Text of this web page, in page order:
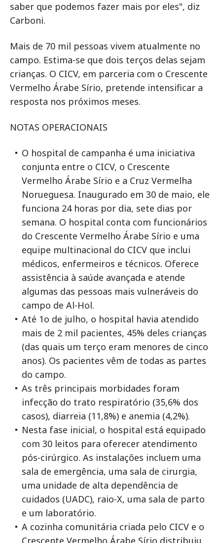
saber que podemos fazer mais por eles", diz
Carboni.
Mais de 70 mil pessoas vivem atualmente no
campo. Estima-se que dois terços delas sejam
crianças. O CICV, em parceria com o Crescente
Vermelho Árabe Sírio, pretende intensificar a
resposta nos próximos meses.
NOTAS OPERACIONAIS
O hospital de campanha é uma iniciativa
conjunta entre o CICV, o Crescente
Vermelho Árabe Sírio e a Cruz Vermelha
Norueguesa. Inaugurado em 30 de maio, ele
funciona 24 horas por dia, sete dias por
semana. O hospital conta com funcionários
do Crescente Vermelho Árabe Sírio e uma
equipe multinacional do CICV que inclui
médicos, enfermeiros e técnicos. Oferece
assistência à saúde avançada e atende
algumas das pessoas mais vulneráveis do
campo de Al-Hol.
Até 1o de julho, o hospital havia atendido
mais de 2 mil pacientes, 45% deles crianças
(das quais um terço eram menores de cinco
anos). Os pacientes vêm de todas as partes
do campo.
As três principais morbidades foram
infecção do trato respiratório (35,6% dos
casos), diarreia (11,8%) e anemia (4,2%).
Nesta fase inicial, o hospital está equipado
com 30 leitos para oferecer atendimento
pós-cirúrgico. As instalações incluem uma
sala de emergência, uma sala de cirurgia,
uma unidade de alta dependência de
cuidados (UADC), raio-X, uma sala de parto
e um laboratório.
A cozinha comunitária criada pelo CICV e o
Crescente Vermelho Árabe Sírio distribuiu